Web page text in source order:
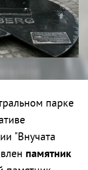
парке
"Внучата
памятник